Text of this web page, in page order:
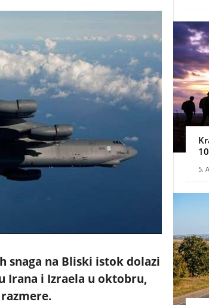
snaga na Bliski istok dolazi
Irana i Izraela u oktobru,
5.